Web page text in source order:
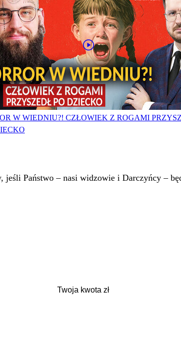
W WIEDNIU?! CZŁOWIEK Z ROGAMI
Państwo – nasi widzowie i Darczyńcy –